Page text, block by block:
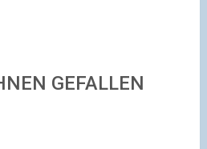
GEFALLEN